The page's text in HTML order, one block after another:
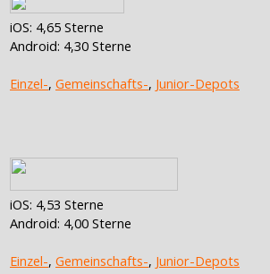
iOS: 4,65 Sterne
Android: 4,30 Sterne
Einzel-, Gemeinschafts-, Junior-Depots
iOS: 4,53 Sterne
Android: 4,00 Sterne
Einzel-, Gemeinschafts-, Junior-Depots